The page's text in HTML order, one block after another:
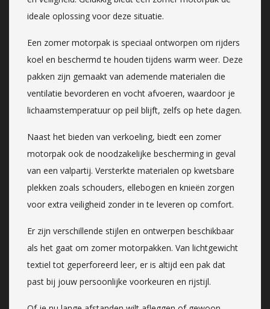
ideale oplossing voor deze situatie.
Een zomer motorpak is speciaal ontworpen om rijders
koel en beschermd te houden tijdens warm weer. Deze
pakken zijn gemaakt van ademende materialen die
ventilatie bevorderen en vocht afvoeren, waardoor je
lichaamstemperatuur op peil blijft, zelfs op hete dagen.
Naast het bieden van verkoeling, biedt een zomer
motorpak ook de noodzakelijke bescherming in geval
van een valpartij. Versterkte materialen op kwetsbare
plekken zoals schouders, ellebogen en knieën zorgen
voor extra veiligheid zonder in te leveren op comfort.
Er zijn verschillende stijlen en ontwerpen beschikbaar
als het gaat om zomer motorpakken. Van lichtgewicht
textiel tot geperforeerd leer, er is altijd een pak dat
past bij jouw persoonlijke voorkeuren en rijstijl.